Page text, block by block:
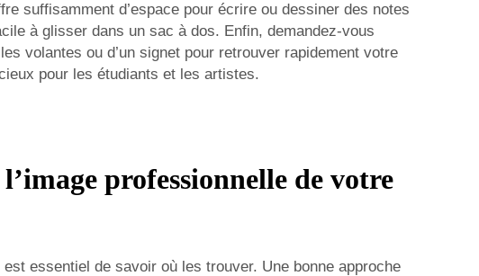
suffisamment d’espace pour écrire ou dessiner des notes
à glisser dans un sac à dos. Enfin, demandez-vous
volantes ou d’un signet pour retrouver rapidement votre
pour les étudiants et les artistes.
professionnelle de votre
essentiel de savoir où les trouver. Une bonne approche